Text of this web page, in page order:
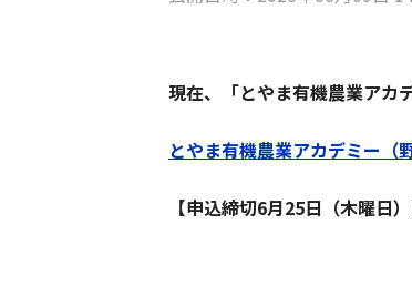
現在、「とやま有機農業アカ
とやま有機農業アカデミー（
【申込締切6月25日（木曜日）